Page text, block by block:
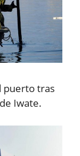
puerto tras
Iwate.